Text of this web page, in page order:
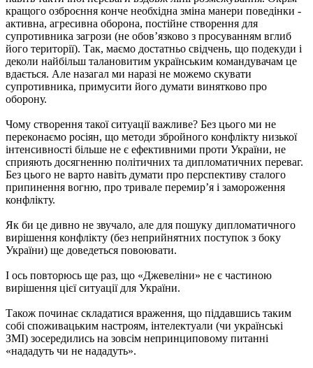
кращого озброєння конче необхідна зміна манери поведінки -
активна, агресивна оборона, постійне створення для
супротивника загрози (не обов’язково з просуванням вглиб
його території). Так, маємо достатньо свідчень, що подекуди і
деколи найбільш талановитим українським командувачам це
вдається. Але назагал ми наразі не можемо скувати
супротивника, примусити його думати винятково про
оборону.
Чому створення такої ситуації важливе? Без цього ми не
переконаємо росіян, що методи збройного конфлікту низької
інтенсивності більше не є ефективними проти України, не
сприяють досягненню політичних та дипломатичних переваг.
Без цього не варто навіть думати про перспективу сталого
припинення вогню, про тривале перемир’я і замороження
конфлікту.
Як би це дивно не звучало, але для пошуку дипломатичного
вирішення конфлікту (без неприйнятних поступок з боку
України) ще доведеться повоювати.
І ось повторюсь ще раз, що «Джевеліни» не є частиною
вирішення цієї ситуації для України.
Також починає складатися враження, що піддавшись таким
собі споживацьким настроям, інтелектуали (чи українські
ЗМІ) зосередились на зовсім непринциповому питанні
«нададуть чи не нададуть».